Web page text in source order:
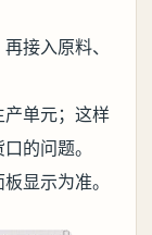
接入原料、
单元；这样
的问题。
显示为准。